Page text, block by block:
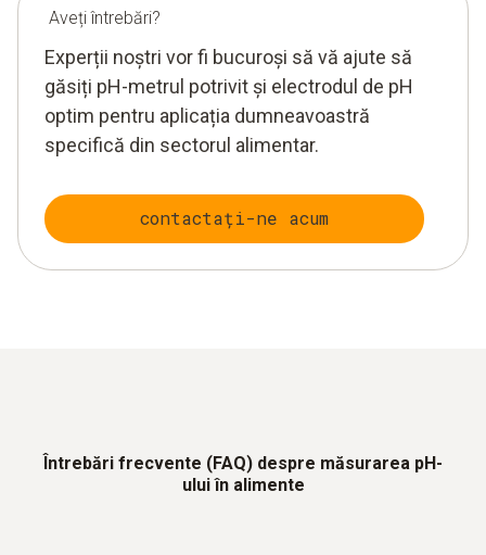
Aveți întrebări?
Experții noștri vor fi bucuroși să vă ajute să
găsiți pH-metrul potrivit și electrodul de pH
optim pentru aplicația dumneavoastră
specifică din sectorul alimentar.
contactați-ne acum
Întrebări frecvente (FAQ) despre măsurarea pH-
ului în alimente